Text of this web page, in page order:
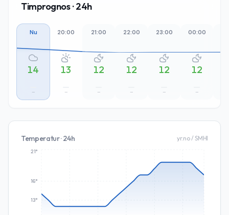
Timprognos · 24h
Nu
14
–
20:00
13
–
21:00
12
–
22:00
12
–
23:00
12
–
00:00
12
–
Temperatur · 24h yr.no / SMHI
13°
16°
21°